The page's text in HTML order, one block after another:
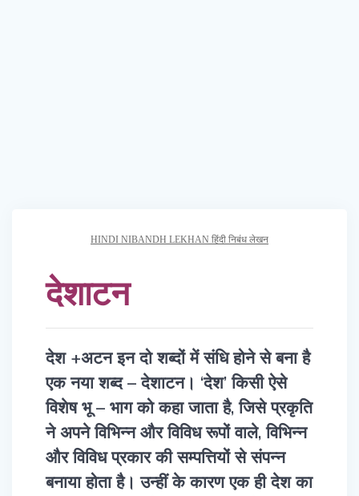
HINDI NIBANDH LEKHAN हिंदी निबंध लेखन
देशाटन
देश +अटन इन दो शब्दों में संधि होने से बना है
एक नया शब्द – देशाटन। ‘देश’ किसी ऐसे
विशेष भू – भाग को कहा जाता है, जिसे प्रकृति
ने अपने विभिन्न और विविध रूपों वाले, विभिन्न
और विविध प्रकार की सम्पत्तियों से संपन्न
बनाया होता है। उन्हीं के कारण एक ही देश का